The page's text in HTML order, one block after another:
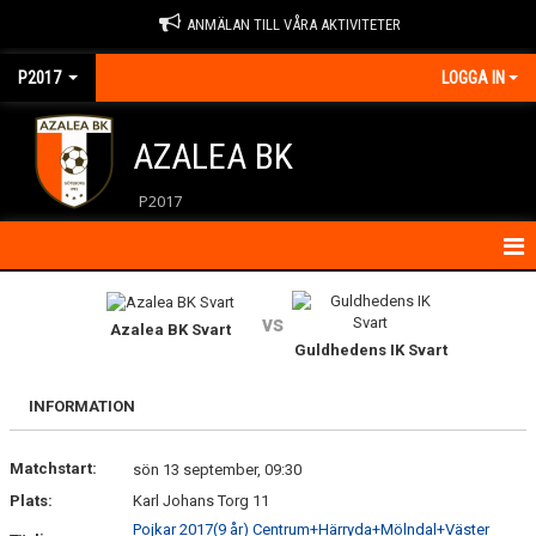
ANMÄLAN TILL VÅRA AKTIVITETER
P2017 LOGGA IN
AZALEA BK
P2017
NYHETER
ÖVNINGAR
Azalea BK Svart vs
Guldhedens IK Svart
INFORMATION
Matchstart:
sön 13 september, 09:30
Plats:
Karl Johans Torg 11
Pojkar 2017(9 år) Centrum+Härryda+Mölndal+Väster